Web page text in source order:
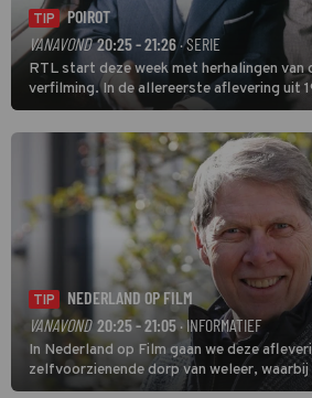
TIP
POIROT
VANAVOND 20:25 - 21:26 · SERIE
RTL start deze week met herhalingen van
verfilming. In de allereerste aflevering uit
speurder op zoek naar een vermiste kok.
verwikkeld in een moordzaak. (HH)
TIP
NEDERLAND OP FILM
VANAVOND 20:25 - 21:05· INFORMATIEF
In Nederland op Film gaan we deze
zelfvoorzienende dorp van weleer,
Daniëls de kijkers meeneemt op reis door